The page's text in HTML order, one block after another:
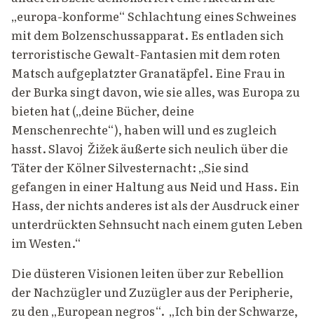
„europa-konforme“ Schlachtung eines Schweines
mit dem Bolzenschussapparat. Es entladen sich
terroristische Gewalt-Fantasien mit dem roten
Matsch aufgeplatzter Granatäpfel. Eine Frau in
der Burka singt davon, wie sie alles, was Europa zu
bieten hat („deine Bücher, deine
Menschenrechte“), haben will und es zugleich
hasst. Slavoj Žižek äußerte sich neulich über die
Täter der Kölner Silvesternacht: „Sie sind
gefangen in einer Haltung aus Neid und Hass. Ein
Hass, der nichts anderes ist als der Ausdruck einer
unterdrückten Sehnsucht nach einem guten Leben
im Westen.“
Die düsteren Visionen leiten über zur Rebellion
der Nachzügler und Zuzügler aus der Peripherie,
zu den „European negros“. „Ich bin der Schwarze,